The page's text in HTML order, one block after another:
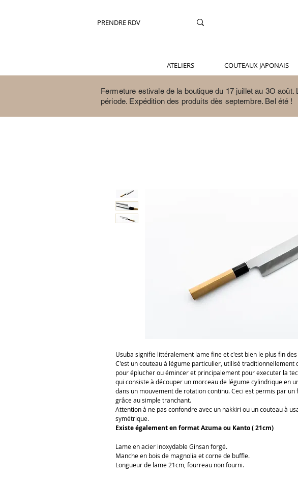
PRENDRE RDV
ATELIERS COUTEAUX JAPONAIS
Fermeture estivale de la boutique du 17 juillet au 3O août.
période. Expédition des produits dès septembre. Bel été !
Usuba signifie littéralement lame fine et c'est bien le plus fin
C'est un couteau à légume particulier, utilisé traditionnellement
pour éplucher ou émincer et principalement pour executer la
qui consiste à découper un morceau de légume cylindrique en
dans un mouvement de rotation continu. Ceci est permis par
grâce au simple tranchant.
Attention à ne pas confondre avec un nakkiri ou un couteau à
symétrique.
Existe également en format Azuma ou Kanto ( 21cm)
Lame en acier inoxydable Ginsan forgé.
Manche en bois de magnolia et corne de buffle.
Longueur de lame 21cm, fourreau non fourni.